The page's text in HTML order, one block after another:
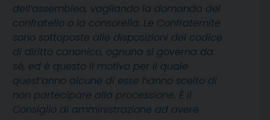
dell’assemblea, vagliando la domanda del
confratello o la consorella. Le Confraternite
sono sottoposte alle disposizioni del codice
di diritto canonico, ognuna si governa da
sé, ed è questo il motivo per il quale
quest’anno alcune di esse hanno scelto di
non partecipare alla processione. È il
Consiglio di amministrazione ad avere